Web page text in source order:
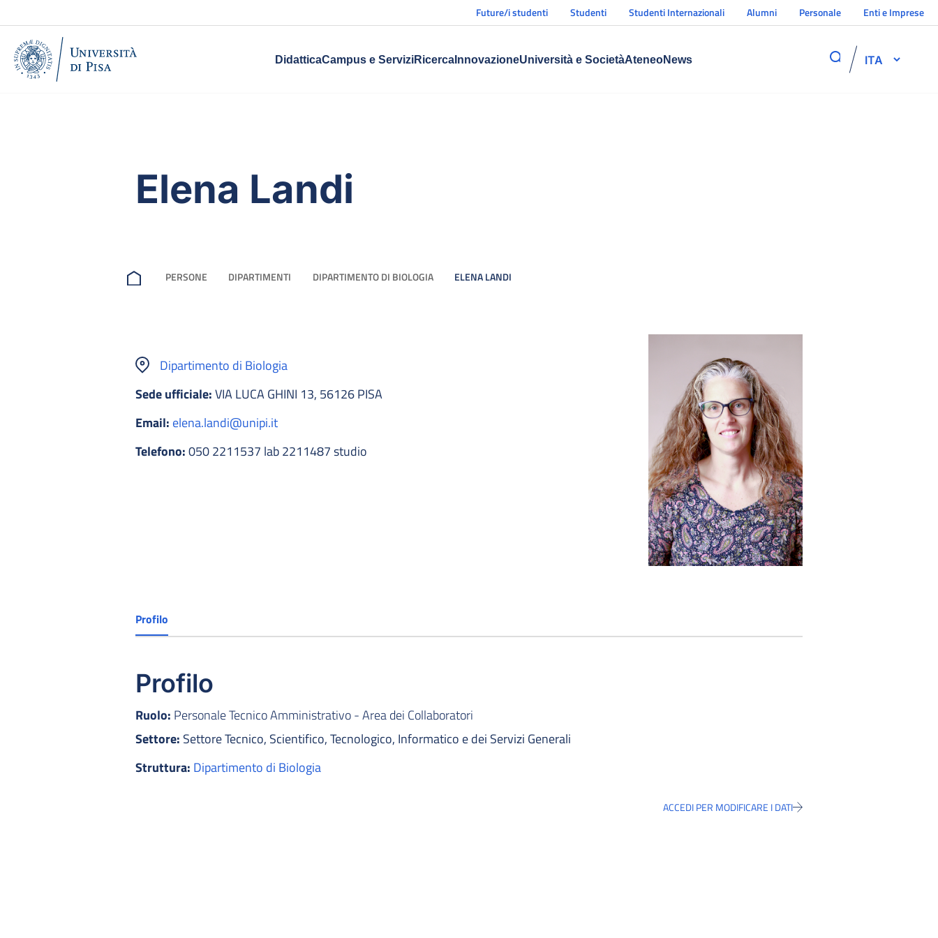
Future/i studenti Studenti Studenti Internazionali Alumni Personale Enti e Imprese
DidatticaCampus e ServiziRicercaInnovazioneUniversità e SocietàAteneoNews ITA
Elena Landi
PERSONE DIPARTIMENTI DIPARTIMENTO DI BIOLOGIA ELENA LANDI
Dipartimento di Biologia
Sede ufficiale:VIA LUCA GHINI 13, 56126 PISA
Email: elena.landi@unipi.it
Telefono:050 2211537 lab 2211487 studio
Profilo
Profilo
Ruolo: Personale Tecnico Amministrativo - Area dei Collaboratori
Settore: Settore Tecnico, Scientifico, Tecnologico, Informatico e dei Servizi Generali
Struttura: Dipartimento di Biologia
ACCEDI PER MODIFICARE I DATI